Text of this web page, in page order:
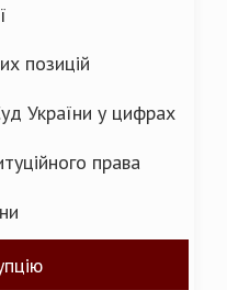
позицій
України у цифрах
права